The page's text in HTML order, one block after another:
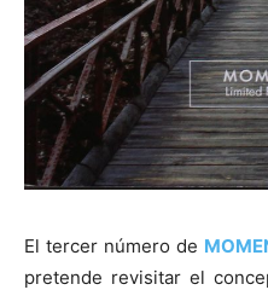
El tercer número de
pretende revisitar el